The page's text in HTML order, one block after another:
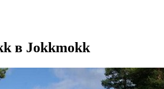
в Jokkmokk